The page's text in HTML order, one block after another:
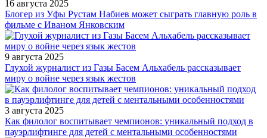
16 августа 2025
Блогер из Уфы Рустам Набиев может сыграть главную роль в
фильме с Иваном Янковским
9 августа 2025
Глухой журналист из Газы Басем Альхабель рассказывает
миру о войне через язык жестов
3 августа 2025
Как филолог воспитывает чемпионов: уникальный подход в
пауэрлифтинге для детей с ментальными особенностями